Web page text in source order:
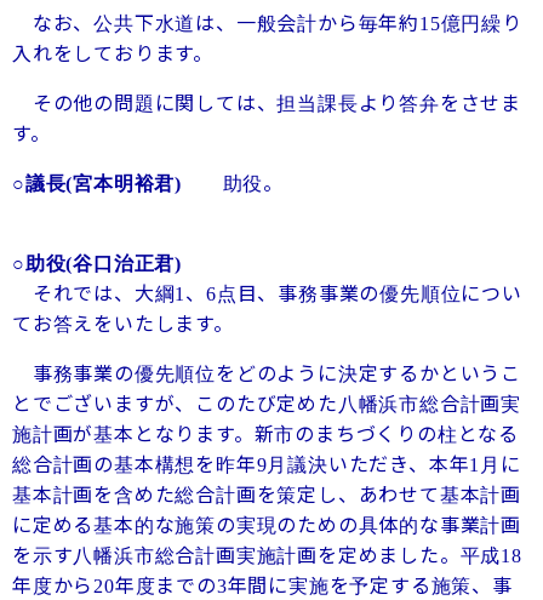
なお、公共下水道は、一般会計から毎年約15億円繰り
入れをしております。
その他の問題に関しては、担当課長より答弁をさせま
す。
○議長(宮本明裕君) 助役。
○助役(谷口治正君)
それでは、大綱1 、6点目、事務事業の優先順位につい
てお答えをいたします。
事務事業の優先順位をどのように決定するかというこ
とでございますが、このたび定めた八幡浜市総合計画実
施計画が基本となります。新市のまちづくりの柱となる
総合計画の基本構想を昨年9月議決いただき、本年1 月に
基本計画を含めた総合計画を策定し、あわせて基本計画
に定める基本的な施策の実現のための具体的な事業計画
を示す八幡浜市総合計画実施計画を定めました。平成18
年度から20年度までの3年間に実施を予定する施策、事